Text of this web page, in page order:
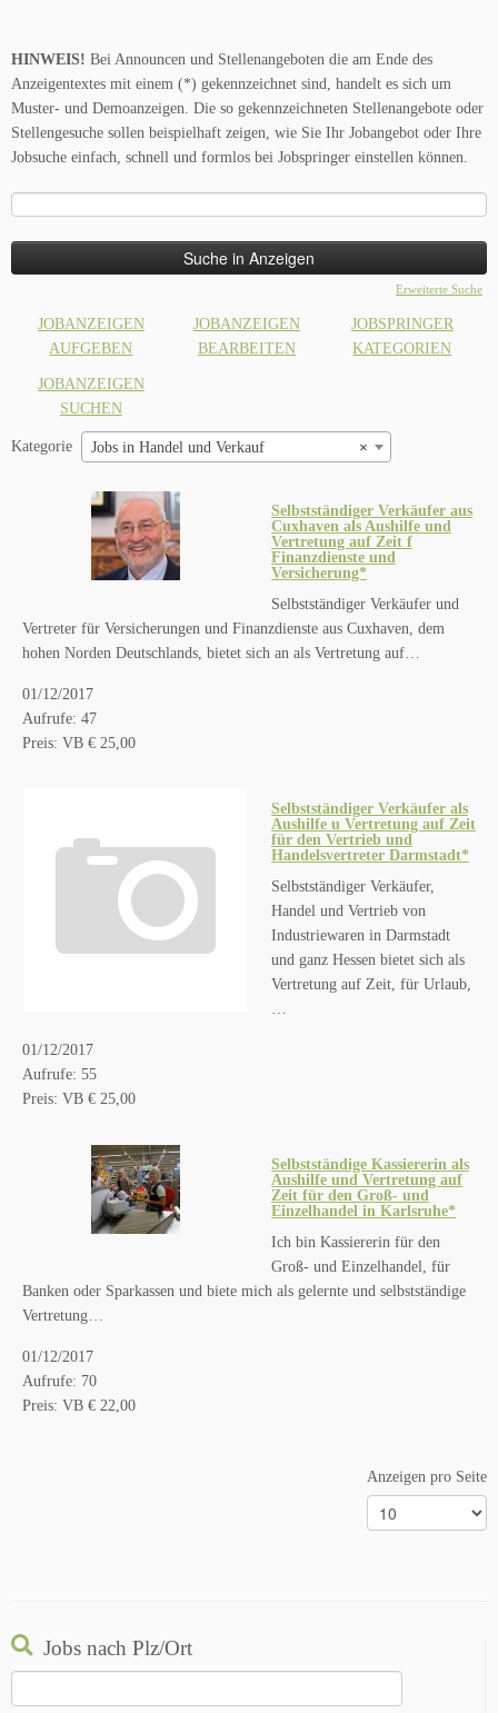
HINWEIS! Bei Announcen und Stellenangeboten die am Ende des
Anzeigentextes mit einem (*) gekennzeichnet sind, handelt es sich um
Muster- und Demoanzeigen. Die so gekennzeichneten Stellenangebote oder
Stellengesuche sollen beispielhaft zeigen, wie Sie Ihr Jobangebot oder Ihre
Jobsuche einfach, schnell und formlos bei Jobspringer einstellen können.
Erweiterte Suche
JOBANZEIGEN
AUFGEBEN
JOBANZEIGEN
BEARBEITEN
JOBSPRINGER
KATEGORIEN
JOBANZEIGEN
SUCHEN
Kategorie ×
Jobs in Handel und Verkauf
Selbstständiger Verkäufer aus
Cuxhaven als Aushilfe und
Vertretung auf Zeit f
Finanzdienste und
Versicherung*
Selbstständiger Verkäufer und
Vertreter für Versicherungen und Finanzdienste aus Cuxhaven, dem
hohen Norden Deutschlands, bietet sich an als Vertretung auf…
01/12/2017
Aufrufe: 47
Preis: VB € 25,00
Selbstständiger Verkäufer als
Aushilfe u Vertretung auf Zeit
für den Vertrieb und
Handelsvertreter Darmstadt*
Selbstständiger Verkäufer,
Handel und Vertrieb von
Industriewaren in Darmstadt
und ganz Hessen bietet sich als
Vertretung auf Zeit, für Urlaub,
01/12/2017
Aufrufe: 55
Preis: VB € 25,00
Selbstständige Kassiererin als
Aushilfe und Vertretung auf
Zeit für den Groß- und
Einzelhandel in Karlsruhe*
Ich bin Kassiererin für den
Groß- und Einzelhandel, für
Banken oder Sparkassen und biete mich als gelernte und selbstständige
Vertretung…
01/12/2017
Aufrufe: 70
Preis: VB € 22,00
Anzeigen pro Seite
Jobs nach Plz/Ort
nach: